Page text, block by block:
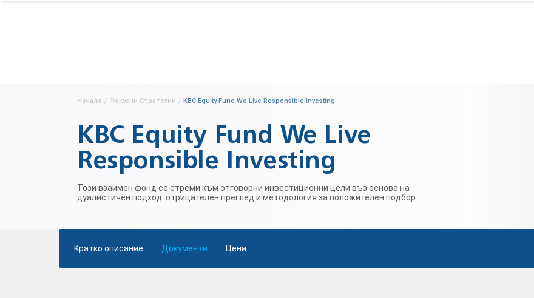
Начало / Фокусни Стратегии / KBC Equity Fund We Live Responsible Investing
KBC Equity Fund We Live
Responsible Investing
Този взаимен фонд се стреми към отговорни инвестиционни цели въз основа на
дуалистичен подход: отрицателен преглед и методология за положителен подбор.
Kратко описание Документи Цени